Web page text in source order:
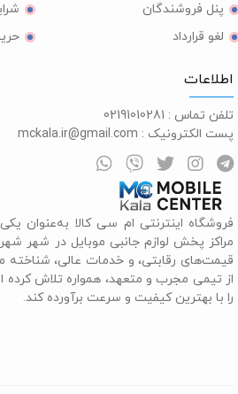
پنل فروشندگان
لغو قرارداد
تماس : 02191010281
الکترونیک : mckala.ir@gmail.com
اینترنتی ام سی کالا به‌عنوان
پخش لوازم جانبی موبایل در شهر
رقابتی، و خدمات عالی، شناخته
تیمی مجرب و متعهد، همواره تلاش کرده
با بهترین کیفیت و سرعت برآورده کند.